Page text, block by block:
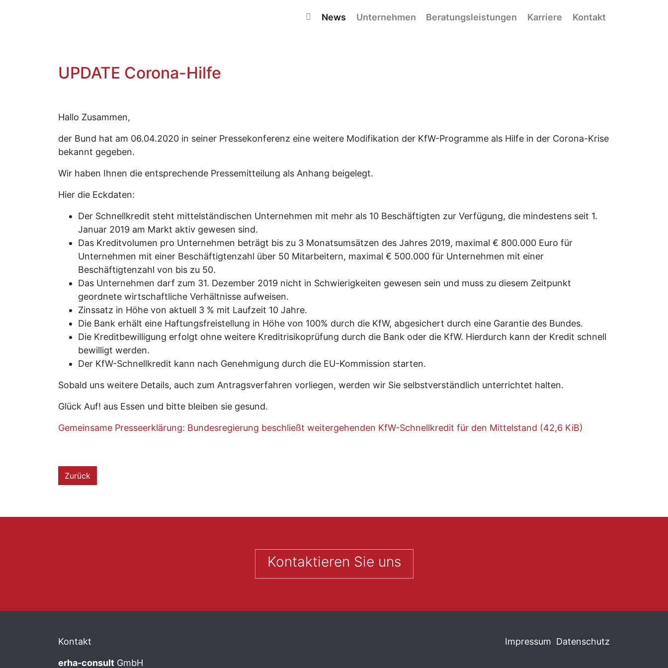
News
Unternehmen Beratungsleistungen Karriere Kontakt
UPDATE Corona-Hilfe
Hallo Zusammen,
der Bund hat am 06.04.2020 in seiner Pressekonferenz eine weitere Modifikation der KfW-Programme als Hilfe in der Corona-Krise
bekannt gegeben.
Wir haben Ihnen die entsprechende Pressemitteilung als Anhang beigelegt.
Hier die Eckdaten:
Der Schnellkredit steht mittelständischen Unternehmen mit mehr als 10 Beschäftigten zur Verfügung, die mindestens seit 1.
Januar 2019 am Markt aktiv gewesen sind.
Das Kreditvolumen pro Unternehmen beträgt bis zu 3 Monatsumsätzen des Jahres 2019, maximal € 800.000 Euro für
Unternehmen mit einer Beschäftigtenzahl über 50 Mitarbeitern, maximal € 500.000 für Unternehmen mit einer
Beschäftigtenzahl von bis zu 50.
Das Unternehmen darf zum 31. Dezember 2019 nicht in Schwierigkeiten gewesen sein und muss zu diesem Zeitpunkt
geordnete wirtschaftliche Verhältnisse aufweisen.
Zinssatz in Höhe von aktuell 3 % mit Laufzeit 10 Jahre.
Die Bank erhält eine Haftungsfreistellung in Höhe von 100% durch die KfW, abgesichert durch eine Garantie des Bundes.
Die Kreditbewilligung erfolgt ohne weitere Kreditrisikoprüfung durch die Bank oder die KfW. Hierdurch kann der Kredit schnell
bewilligt werden.
Der KfW-Schnellkredit kann nach Genehmigung durch die EU-Kommission starten.
Sobald uns weitere Details, auch zum Antragsverfahren vorliegen, werden wir Sie selbstverständlich unterrichtet halten.
Glück Auf! aus Essen und bitte bleiben sie gesund.
Gemeinsame Presseerklärung: Bundesregierung beschließt weitergehenden KfW-Schnellkredit für den Mittelstand (42,6 KiB)
Zurück
Kontaktieren Sie uns
Kontakt
erha-consult GmbH
Impressum Datenschutz